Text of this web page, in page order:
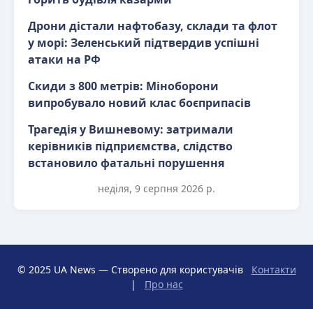
Дрони дістали нафтобазу, склади та флот
у морі: Зеленський підтвердив успішні
атаки на РФ
Скиди з 800 метрів: Міноборони
випробувало новий клас боєприпасів
Трагедія у Вишневому: затримали
керівників підприємства, слідство
встановило фатальні порушення
неділя, 9 серпня 2026 р.
© 2025 UA News — Створено для користувачів
Контакти
|
Про нас